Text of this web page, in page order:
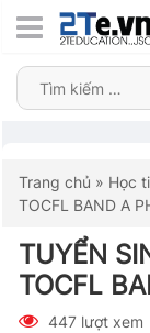
Trang chủ » Học
TOCFL BAND A
TUYỂN
TOCFL
447 lượt xem